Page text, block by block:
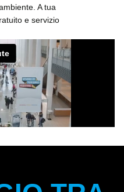
A tua
e servizio